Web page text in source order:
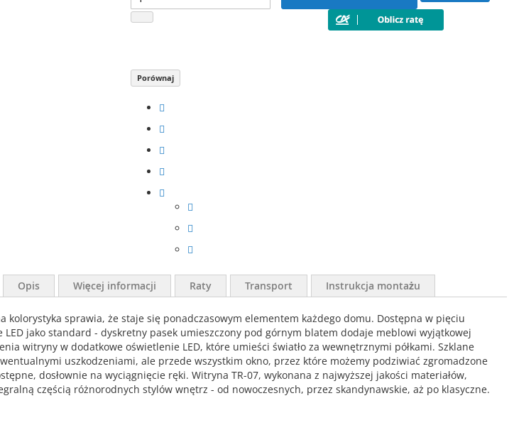
Porównaj
Opis
sprawia, że staje się ponadczasowym elementem każdego domu. Dostępna w pięciu
jako standard - dyskretny pasek umieszczony pod górnym blatem dodaje meblowi wyjątkowej
witryny w dodatkowe oświetlenie LED, które umieści światło za wewnętrznymi półkami. Szklane
uszkodzeniami, ale przede wszystkim okno, przez które możemy podziwiać zgromadzone
dosłownie na wyciągnięcie ręki. Witryna TR-07, wykonana z najwyższej jakości materiałów,
częścią różnorodnych stylów wnętrz - od nowoczesnych, przez skandynawskie, aż po klasyczne.
Więcej informacji Raty Transport Instrukcja montażu